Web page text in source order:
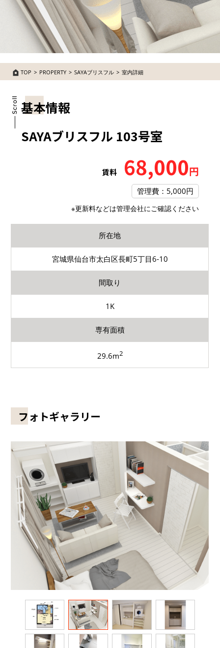
TOP PROPERTY SAYAブリスフル 室内詳細
基本情報
SAYAブリスフル 103号室
賃料 68,000円
管理費：5,000円
※更新料などは管理会社にご確認ください
所在地
宮城県仙台市太白区長町5丁目6-10
間取り
1K
専有面積
29.6m2
フォトギャラリー